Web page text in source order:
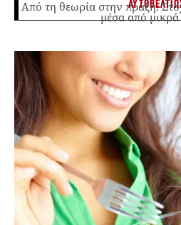
Από τη θεωρία στην πράξη:
μέσα από